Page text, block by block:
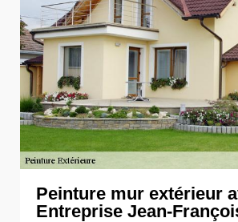
Peinture mur extérieur
Entreprise Jean-